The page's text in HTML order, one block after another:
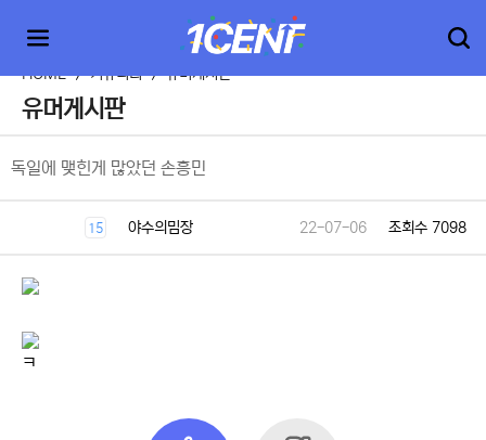
HOME > 커뮤니티 > 유머게시판
유머게시판
독일에 맺힌게 많았던 손흥민
15 야수의밈장 22-07-06 조회수 7098
ㅋ